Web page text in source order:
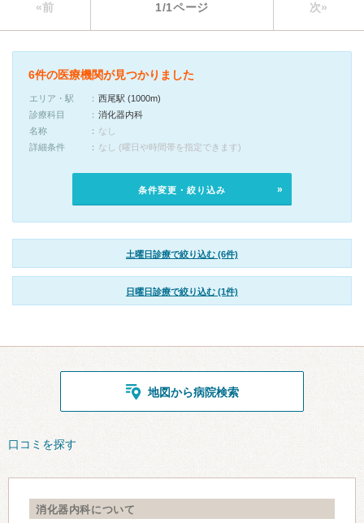
«前 1/1ページ 次»
6件の医療機関が見つかりました
エリア・駅
西尾駅 (1000m)
診療科目
消化器内科
名称
なし
詳細条件
なし (曜日や時間帯を指定できます)
条件変更・絞り込み
土曜日診療で絞り込む (6件)
日曜日診療で絞り込む (1件)
地図から病院検索
口コミを探す
消化器内科について